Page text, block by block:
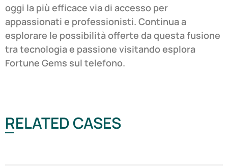
oggi la più efficace via di accesso per
appassionati e professionisti. Continua a
esplorare le possibilità offerte da questa fusione
tra tecnologia e passione visitando esplora
Fortune Gems sul telefono.
RELATED CASES